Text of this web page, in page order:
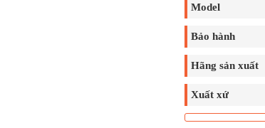
Model
Bảo hành
Hãng sản xuất
Xuất xứ